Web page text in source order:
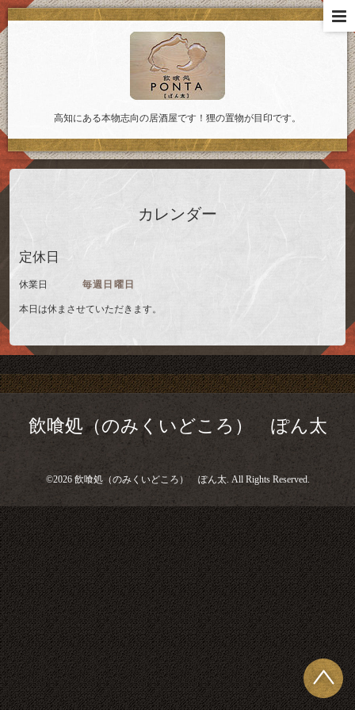
高知にある本物志向の居酒屋です！狸の置物が目印です。
カレンダー
定休日
休業日 毎週日曜日
本日は休まさせていただきます。
飲喰処（のみくいどころ） ぽん太
©2026 飲喰処（のみくいどころ） ぽん太. All Rights Reserved.